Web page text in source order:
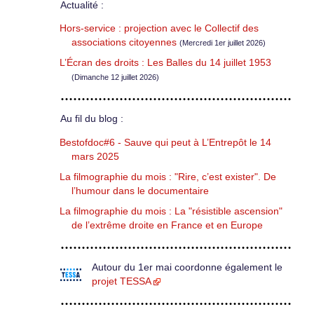
Actualité :
Hors-service : projection avec le Collectif des
associations citoyennes (Mercredi 1er juillet 2026)
L’Écran des droits : Les Balles du 14 juillet 1953
(Dimanche 12 juillet 2026)
Au fil du blog :
Bestofdoc#6 - Sauve qui peut à L’Entrepôt le 14
mars 2025
La filmographie du mois : "Rire, c’est exister". De
l’humour dans le documentaire
La filmographie du mois : La "résistible ascension"
de l’extrême droite en France et en Europe
Autour du 1er mai coordonne également le
projet TESSA